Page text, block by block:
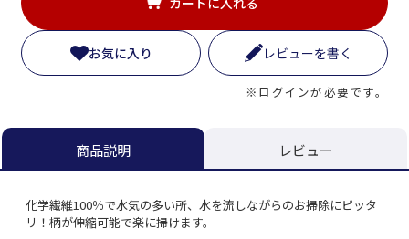
お気に入り レビューを書く
※ログインが必要です。
商品説明 レビュー
化学繊維100％で水気の多い所、水を流しながらのお掃除にピッタ
リ！柄が伸縮可能で楽に掃けます。